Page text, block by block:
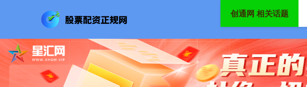
创通网 相关话题